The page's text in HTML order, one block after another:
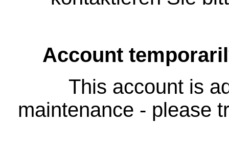
Account
This account is
maintenance - please